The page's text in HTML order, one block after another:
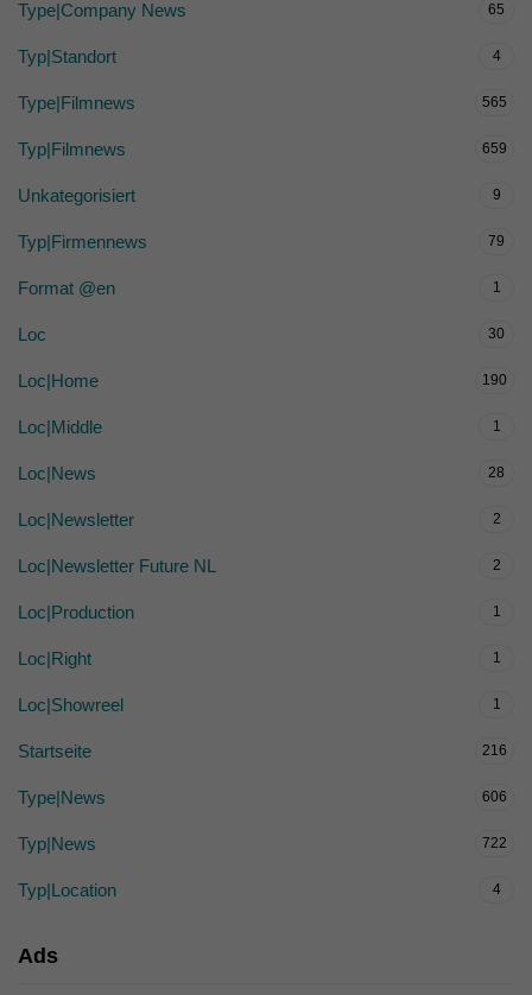
Type|Company News 65
Typ|Standort 4
Type|Filmnews 565
Typ|Filmnews 659
Unkategorisiert 9
Typ|Firmennews 79
Format @en 1
Loc 30
Loc|Home 190
Loc|Middle 1
Loc|News 28
Loc|Newsletter 2
Loc|Newsletter Future NL 2
Loc|Production 1
Loc|Right 1
Loc|Showreel 1
Startseite 216
Type|News 606
Typ|News 722
Typ|Location 4
Ads